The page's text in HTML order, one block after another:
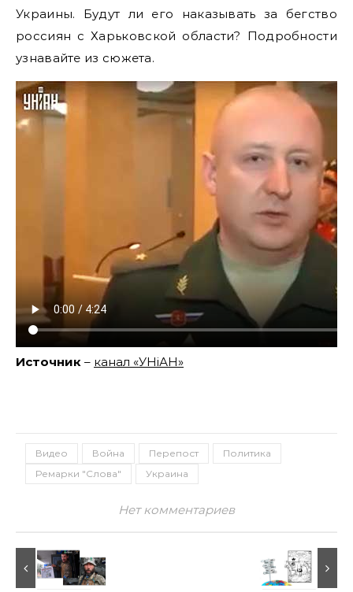
Украины. Будут ли его наказывать за бегство
россиян с Харьковской области? Подробности
узнавайте из сюжета.
Источник – канал «УНiАН»
Видео Война Перепост
Политика
Ремарки "Слова"
Украина
Нет комментариев